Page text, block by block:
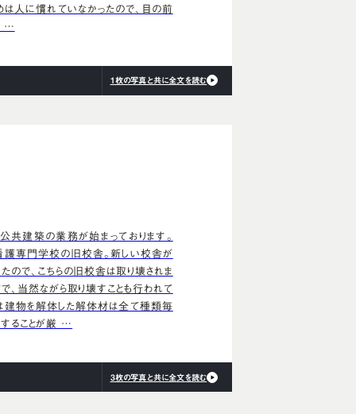
は人に慣れていなかったので、目の前
…
1枚の写真と共に全文を読む
共建築の業務が始まっております。
護専門学校の旧校舎。新しい校舎が
ので、こちらの旧校舎は取り壊されま
、当然ながら取り壊すことも行われて
建物を解体した解体材は全て種類毎
ることが厳 …
3枚の写真と共に全文を読む